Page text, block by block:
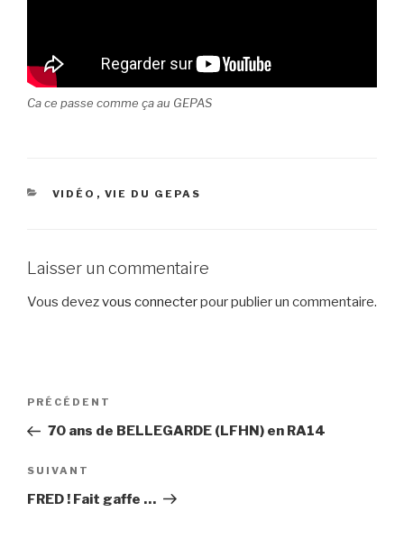
Ca ce passe comme ça au GEPAS
CATÉGORIES
VIDÉO , VIE DU GEPAS
Laisser un commentaire
Vous devezvous connecterpour publier un commentaire.
Navigation
l’article
Article
précédent
PRÉCÉDENT
70 ans de BELLEGARDE (LFHN) en RA14
Article
suivant
SUIVANT
FRED ! Fait gaffe …